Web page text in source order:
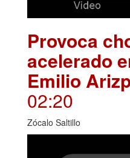
Provoca
acelerado
Emilio
02:20
Zócalo Saltillo